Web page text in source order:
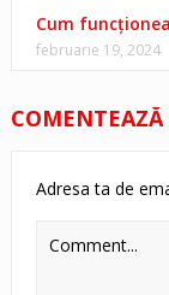
Cum
februarie 19, 2024
COMENTEAZĂ
Adresa ta de